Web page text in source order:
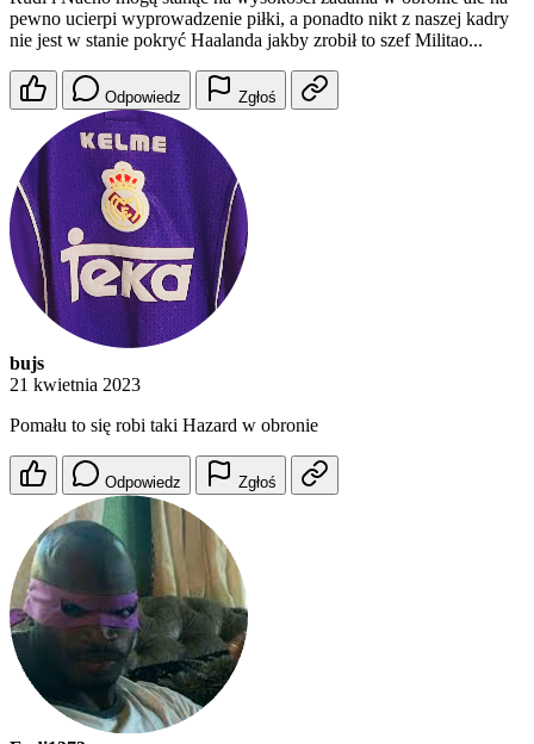
pewno ucierpi wyprowadzenie piłki, a ponadto nikt z naszej kadry
nie jest w stanie pokryć Haalanda jakby zrobił to szef Militao...
Odpowiedz Zgłoś
bujs
21 kwietnia 2023
Pomału to się robi taki Hazard w obronie
Odpowiedz Zgłoś